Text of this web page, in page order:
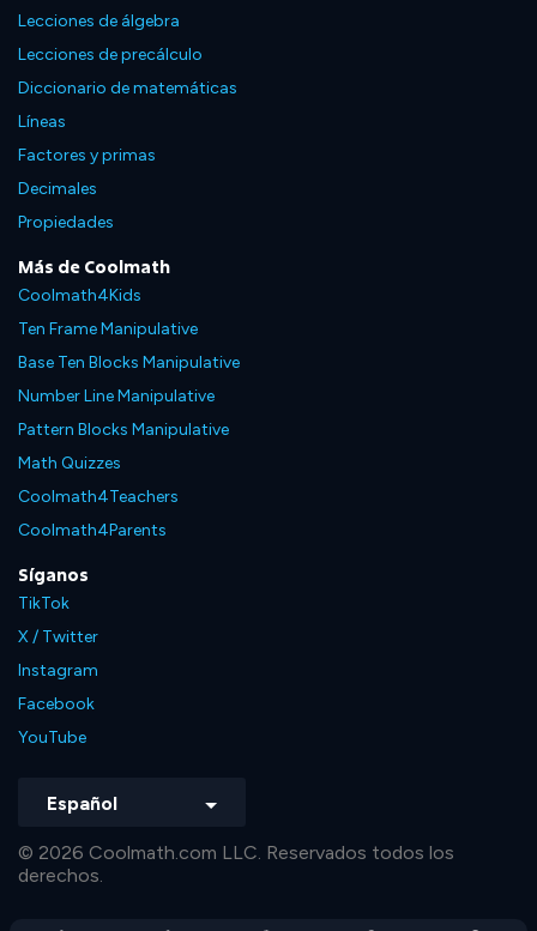
Lecciones de álgebra
Lecciones de precálculo
Diccionario de matemáticas
Líneas
Factores y primas
Decimales
Propiedades
Más de Coolmath
Coolmath4Kids
Ten Frame Manipulative
Base Ten Blocks Manipulative
Number Line Manipulative
Pattern Blocks Manipulative
Math Quizzes
Coolmath4Teachers
Coolmath4Parents
Síganos
TikTok
X / Twitter
Instagram
Facebook
YouTube
Español
© 2026 Coolmath.com LLC. Reservados todos los
derechos.